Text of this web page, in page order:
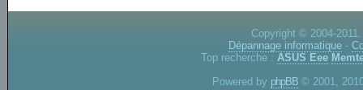
Copyright © 2004-
Dépannage informatique -
Top recherche : ASUS Eee
Powered by phpBB © 2001,